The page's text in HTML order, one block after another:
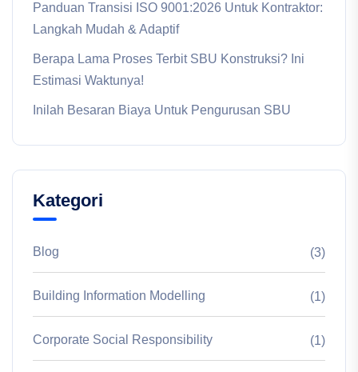
Panduan Transisi ISO 9001:2026 Untuk Kontraktor:
Langkah Mudah & Adaptif
Berapa Lama Proses Terbit SBU Konstruksi? Ini
Estimasi Waktunya!
Inilah Besaran Biaya Untuk Pengurusan SBU
Kategori
Blog (3)
Building Information Modelling (1)
Corporate Social Responsibility (1)